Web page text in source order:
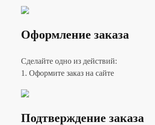
Оформление заказа
Сделайте одно из действий:
1. Оформите заказ на сайте
Подтверждение заказа